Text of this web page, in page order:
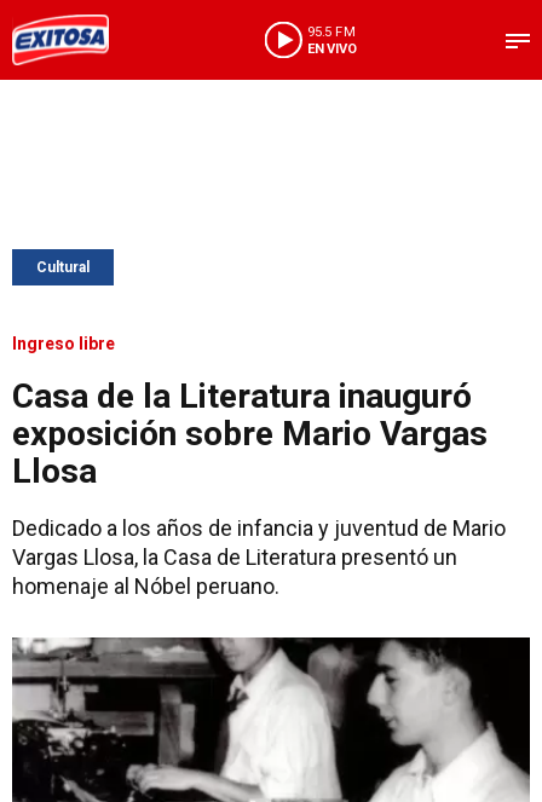
95.5 FM
EN VIVO
Cultural
Ingreso libre
Casa de la Literatura inauguró
exposición sobre Mario Vargas
Llosa
Dedicado a los años de infancia y juventud de Mario
Vargas Llosa, la Casa de Literatura presentó un
homenaje al Nóbel peruano.